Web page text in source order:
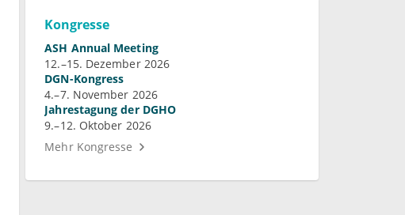
Kongresse
ASH Annual Meeting
12.–15. Dezember 2026
DGN-Kongress
4.–7. November 2026
Jahrestagung der DGHO
9.–12. Oktober 2026
Mehr Kongresse